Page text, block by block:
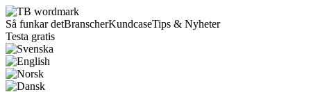
Så funkar detBranscherKundcaseTips & Nyheter
Testa gratis